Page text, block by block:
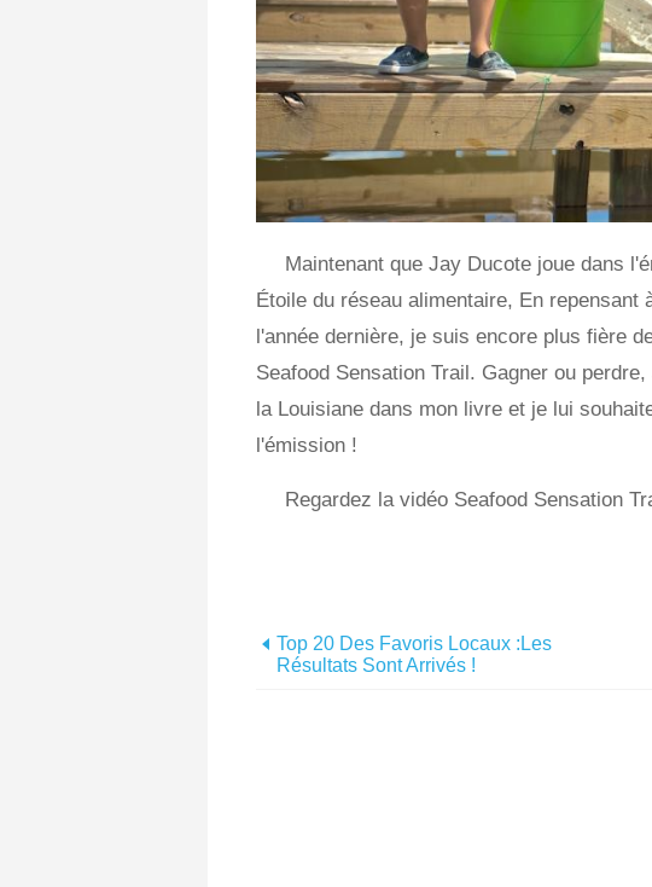
Maintenant que Jay Ducote joue dans
Étoile du réseau alimentaire, En repensant
l'année dernière, je suis encore plus fière
Seafood Sensation Trail. Gagner ou
la Louisiane dans mon livre et je lui
l'émission !
Regardez la vidéo Seafood Sensation
Top 20 Des Favoris Locaux :les
Résultats Sont Arrivés !